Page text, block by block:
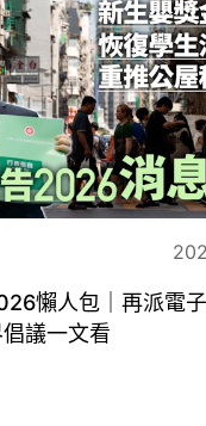
懶人包｜再派電
議一文看